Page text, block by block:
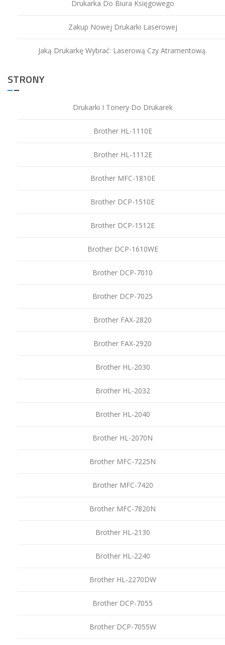
Drukarka Do Biura Księgowego
Zakup Nowej Drukarki Laserowej
Jaką Drukarkę Wybrać: Laserową Czy Atramentową.
STRONY
Drukarki I Tonery Do Drukarek
Brother HL-1110E
Brother HL-1112E
Brother MFC-1810E
Brother DCP-1510E
Brother DCP-1512E
Brother DCP-1610WE
Brother DCP-7010
Brother DCP-7025
Brother FAX-2820
Brother FAX-2920
Brother HL-2030
Brother HL-2032
Brother HL-2040
Brother HL-2070N
Brother MFC-7225N
Brother MFC-7420
Brother MFC-7820N
Brother HL-2130
Brother HL-2240
Brother HL-2270DW
Brother DCP-7055
Brother DCP-7055W